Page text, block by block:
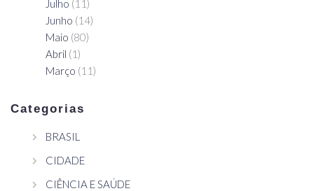
Julho (11)
Junho (14)
Maio (80)
Abril (1)
Março (11)
Categorias
BRASIL
CIDADE
CIÊNCIA E SAÚDE